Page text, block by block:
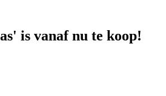
is vanaf nu te koop!